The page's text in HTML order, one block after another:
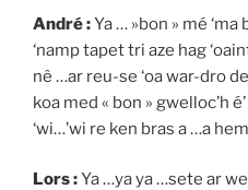
André :Ya … »bon » mé
‘namp tapet tri aze hag
nê …ar reu-se ‘oa war-dro
koa med « bon » gwelloc’h
‘wi…’wi re ken bras a …a
Lors :Ya …ya ya …sete ar